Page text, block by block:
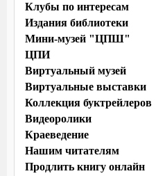
Клубы по интересам
Издания библиотеки
Мини-музей "ЦПШ"
ЦПИ
Виртуальный музей
Виртуальные выставки
Коллекция буктрейлеров
Видеоролики
Краеведение
Нашим читателям
Продлить книгу онлайн